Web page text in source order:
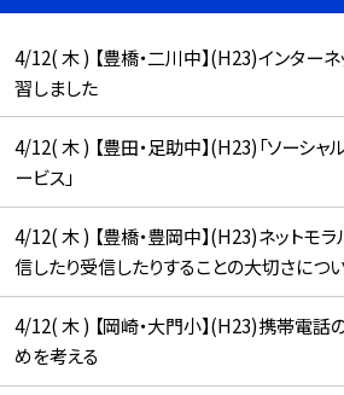
4/12( 木 ) 【豊橋・二川中】(H23)インター
習しました
4/12( 木 ) 【豊田・足助中】(H23)「ソーシャ
ービス」
4/12( 木 ) 【豊橋・豊岡中】(H23)ネットモラ
信したり受信したりすることの大切さにつ
4/12( 木 ) 【岡崎・大門小】(H23)携帯電
めを考える